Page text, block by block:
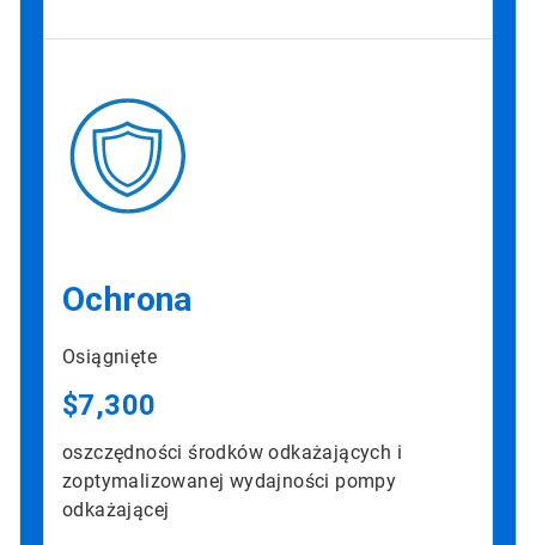
Ochrona
Osiągnięte
$7,300
oszczędności środków odkażających i
zoptymalizowanej wydajności pompy
odkażającej